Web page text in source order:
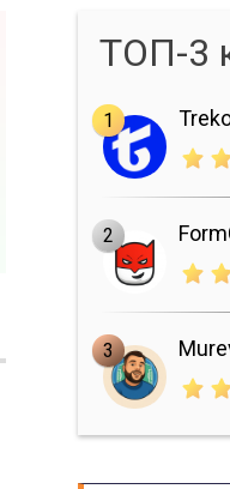
ТОП-3
1
2
3